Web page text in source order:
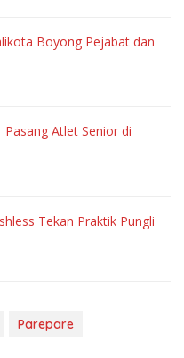
Boyong Pejabat dan
Atlet Senior di
Tekan Praktik Pungli
Parepare